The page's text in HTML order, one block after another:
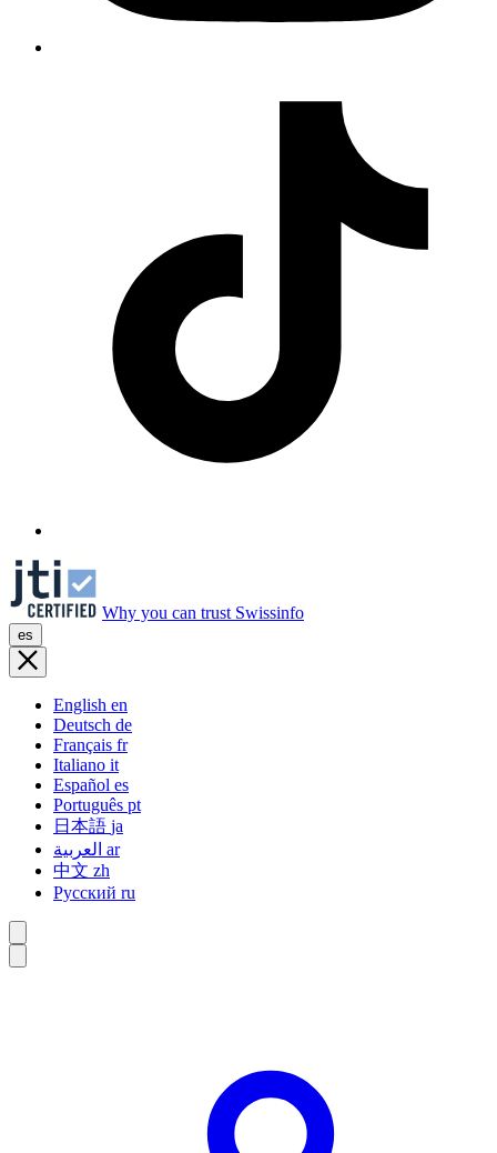
Why you can trust Swissinfo
es
English en
Deutsch de
Français fr
Italiano it
Español es
Português pt
日本語 ja
ar
中文 zh
Русский ru